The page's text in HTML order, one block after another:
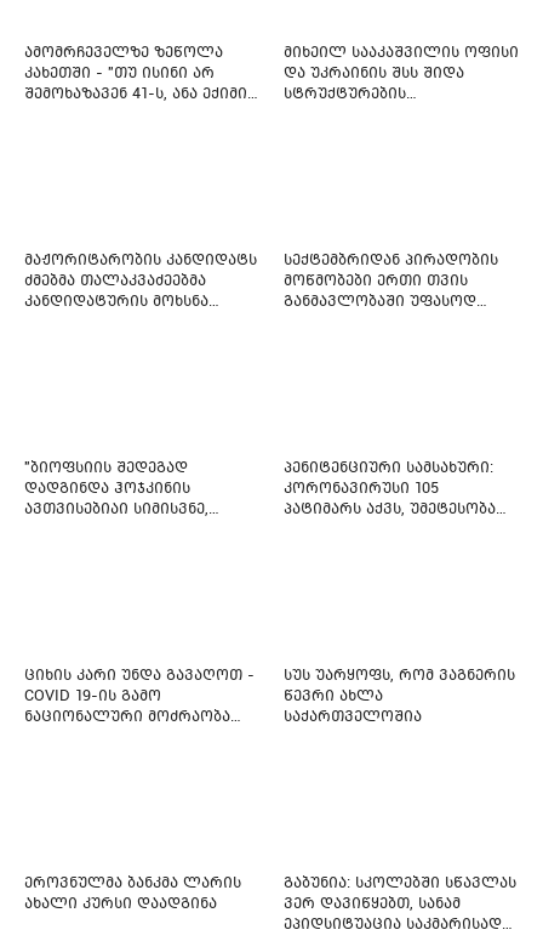
ამომრჩეველზე ზეწოლა
კახეთში - "თუ ისინი არ
შემოხაზავენ 41-ს, ანა ექიმის
მიხეილ სააკაშვილის ოფისი
და უკრაინის შსს შიდა
სტრუქტურების
მაჟორიტარობის კანდიდატს
ძმებმა თალაკვაძეებმა
კანდიდატურის მოხსნა
სექტემბრიდან პირადობის
მოწმობები ერთი თვის
განმავლობაში უფასოდ
"ბიოფსიის შედეგად
დადგინდა ჰოჯკინის
ავთვისებიაი სიმისვნე,
პენიტენციური სამსახური:
კორონავირუსი 105
პატიმარს აქვს, უმეტესობა
ციხის კარი უნდა გავაღოთ -
COVID 19-ის გამო
ნაციონალური მოძრაობა
სუს უარყოფს, რომ ვაგნერის
წევრი ახლა
საქართველოშია
ეროვნულმა ბანკმა ლარის
ახალი კურსი დაადგინა
გაბუნია: სკოლებში სწავლას
ვერ დავიწყებთ, სანამ
ეპიდსიტუაცია საკმარისად